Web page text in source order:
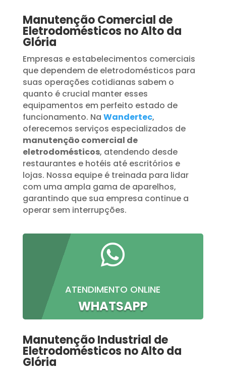
Manutenção Comercial de
Eletrodomésticos no Alto da
Glória
Empresas e estabelecimentos comerciais
que dependem de eletrodomésticos para
suas operações cotidianas sabem o
quanto é crucial manter esses
equipamentos em perfeito estado de
funcionamento. Na Wandertec,
oferecemos serviços especializados de
manutenção comercial de
eletrodomésticos, atendendo desde
restaurantes e hotéis até escritórios e
lojas. Nossa equipe é treinada para lidar
com uma ampla gama de aparelhos,
garantindo que sua empresa continue a
operar sem interrupções.

ATENDIMENTO ONLINE
WHATSAPP
Manutenção Industrial de
Eletrodomésticos no Alto da
Glória